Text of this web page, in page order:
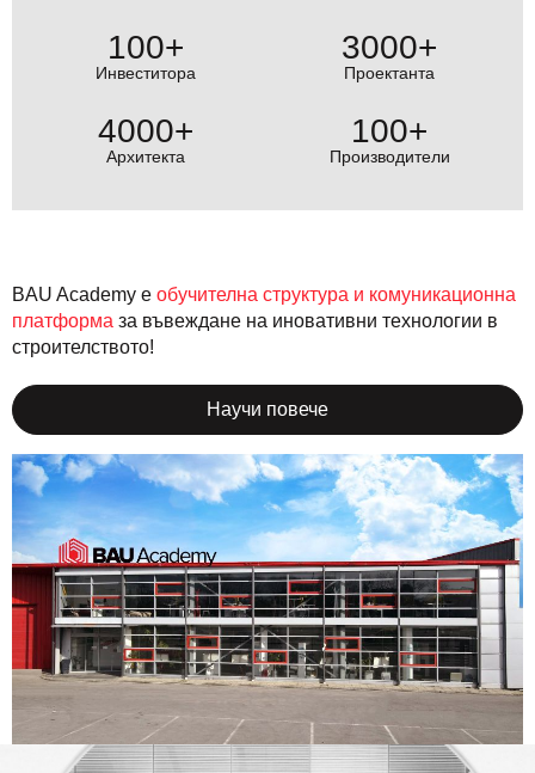
100+
Инвеститора
3000+
Проектанта
4000+
Архитекта
100+
Производители
BAU Academy е обучителна структура и комуникационна
платформа за въвеждане на иновативни технологии в
строителството!
Научи повече